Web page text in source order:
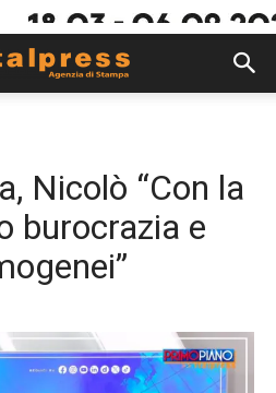
Nicolò “Con la
burocrazia e